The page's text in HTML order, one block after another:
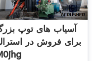
آسیاب های توپ
برای فروش در